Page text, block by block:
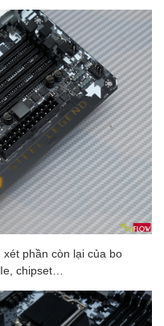
phần còn lại của bo
chipset…